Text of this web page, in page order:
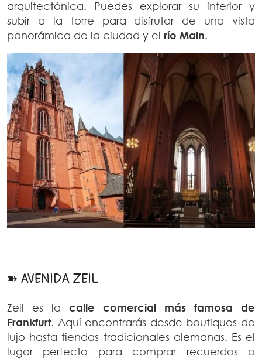
arquitectónica. Puedes explorar su interior y
subir a la torre para disfrutar de una vista
panorámica de la ciudad y el río Main.
➽ AVENIDA ZEIL
Zeil es la calle comercial más famosa de
Frankfurt. Aquí encontrarás desde boutiques de
lujo hasta tiendas tradicionales alemanas. Es el
lugar perfecto para comprar recuerdos o